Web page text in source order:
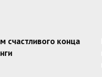
счастливого конца